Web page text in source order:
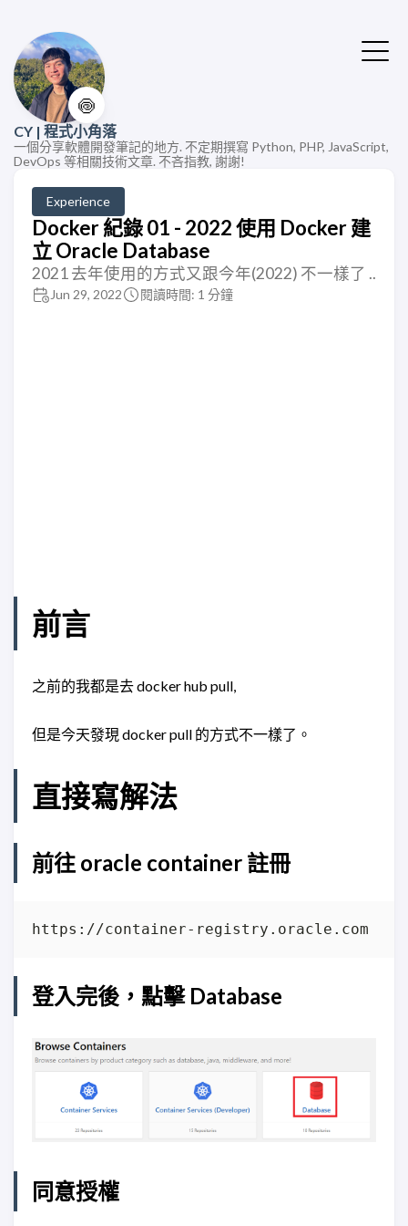
🍥
CY | 程式小角落
一個分享軟體開發筆記的地方. 不定期撰寫 Python, PHP, JavaScript,
DevOps 等相關技術文章. 不吝指教, 謝謝!
Experience
Docker 紀錄 01 - 2022 使用 Docker 建
立 Oracle Database
2021 去年使用的方式又跟今年(2022) 不一樣了 ..
Jun 29, 2022 閱讀時間: 1 分鐘
前言
之前的我都是去 docker hub pull,
但是今天發現 docker pull 的方式不一樣了。
直接寫解法
前往 oracle container 註冊
登入完後，點擊 Database
同意授權